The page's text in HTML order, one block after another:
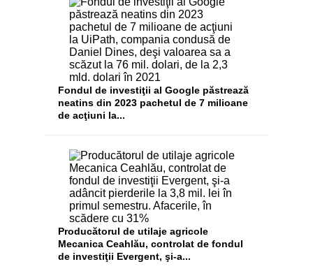
Fondul de investiţii al Google păstrează
neatins din 2023 pachetul de 7 milioane
de acţiuni la...
Producătorul de utilaje agricole
Mecanica Ceahlău, controlat de fondul
de investiţii Evergent, şi-a...